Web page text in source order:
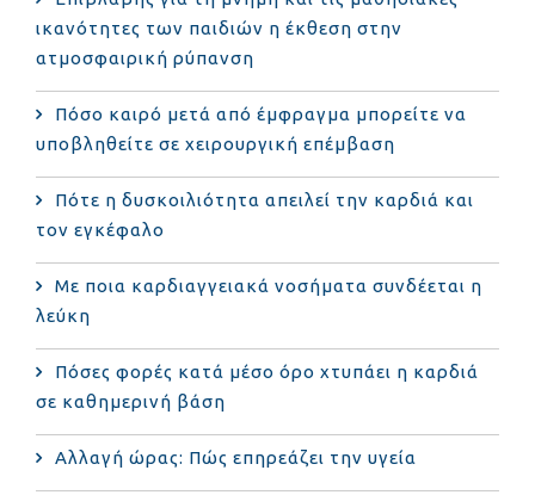
ικανότητες των παιδιών η έκθεση στην
ατμοσφαιρική ρύπανση
Πόσο καιρό μετά από έμφραγμα μπορείτε να
υποβληθείτε σε χειρουργική επέμβαση
Πότε η δυσκοιλιότητα απειλεί την καρδιά και
τον εγκέφαλο
Με ποια καρδιαγγειακά νοσήματα συνδέεται η
λεύκη
Πόσες φορές κατά μέσο όρο χτυπάει η καρδιά
σε καθημερινή βάση
Αλλαγή ώρας: Πώς επηρεάζει την υγεία